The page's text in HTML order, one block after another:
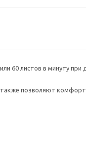
60 листов в минуту при
позволяют